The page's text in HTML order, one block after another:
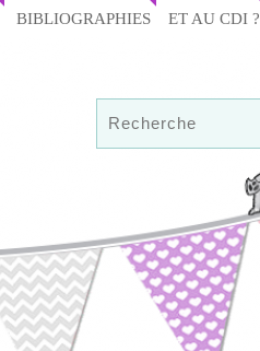
BIBLIOGRAPHIES ET AU CDI ?